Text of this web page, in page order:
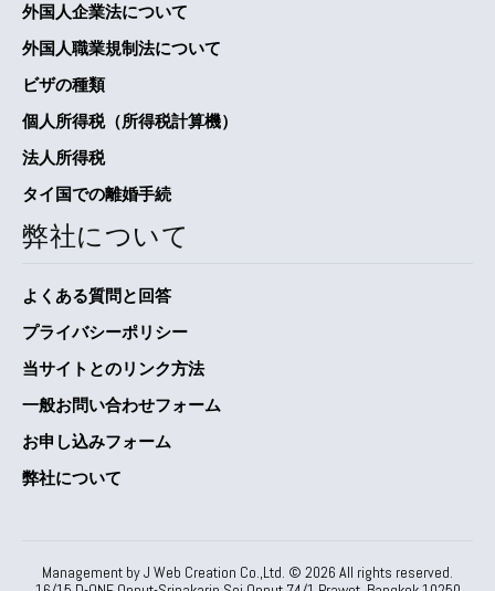
外国人企業法について
外国人職業規制法について
ビザの種類
個人所得税（所得税計算機）
法人所得税
タイ国での離婚手続
弊社について
よくある質問と回答
プライバシーポリシー
当サイトとのリンク方法
一般お問い合わせフォーム
お申し込みフォーム
弊社について
Management by J Web Creation Co.,Ltd. © 2026 All rights reserved.